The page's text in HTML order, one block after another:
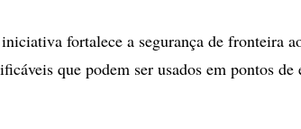
fortalece a segurança de fronteira
que podem ser usados em pontos de